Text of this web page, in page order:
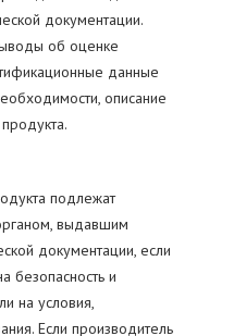
документации.
об оценке
данные
описание
подлежат
выдавшим
документации, если
безопасность и
на условия,
Если производитель